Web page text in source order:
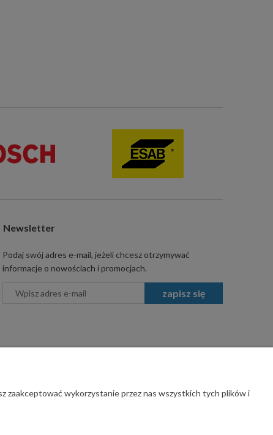
Newsletter
Podaj swój adres e-mail, jeżeli chcesz otrzymywać
informacje o nowościach i promocjach.
zapisz się
zaakceptować wykorzystanie przez nas wszystkich tych plików i